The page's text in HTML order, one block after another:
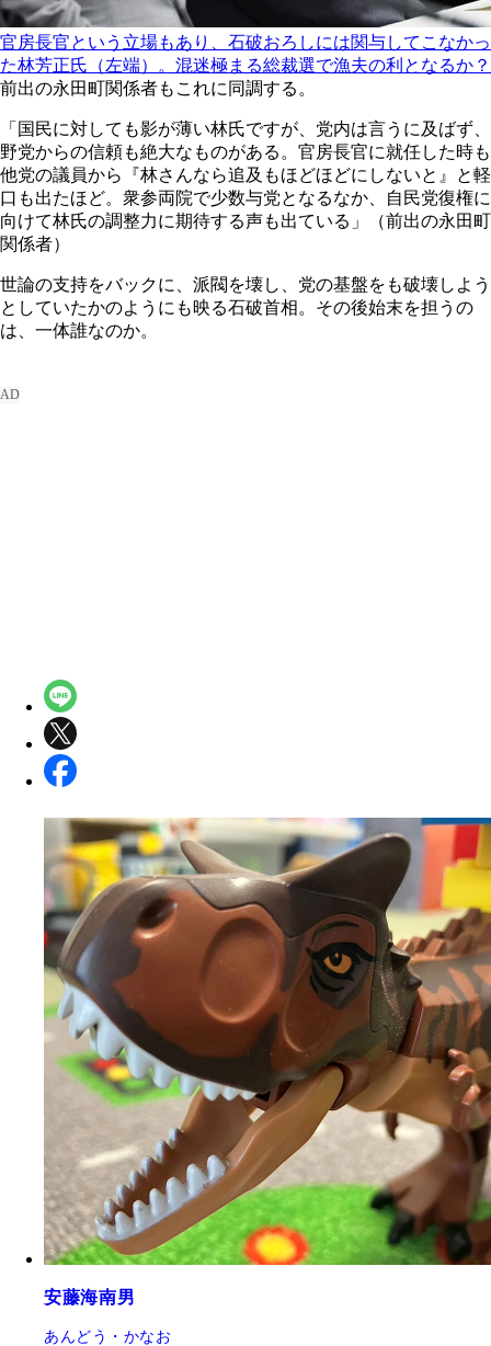
官房長官という立場もあり、石破おろしには関与してこなかっ
た林芳正氏（左端）。混迷極まる総裁選で漁夫の利となるか？
前出の永田町関係者もこれに同調する。
「国民に対しても影が薄い林氏ですが、党内は言うに及ばず、
野党からの信頼も絶大なものがある。官房長官に就任した時も
他党の議員から『林さんなら追及もほどほどにしないと』と軽
口も出たほど。衆参両院で少数与党となるなか、自民党復権に
向けて林氏の調整力に期待する声も出ている」（前出の永田町
関係者）
世論の支持をバックに、派閥を壊し、党の基盤をも破壊しよう
としていたかのようにも映る石破首相。その後始末を担うの
は、一体誰なのか。
安藤海南男
あんどう・かなお